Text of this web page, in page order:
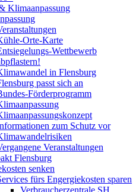
Klimaanpassung
Orte-Karte
Wettbewerb
in Flensburg
passt sich an
Förderprogramm
zum Schutz vor
Veranstaltungen
Flensburg
senken
fürs Engergiekosten sparen
Verbraucherzentrale SH